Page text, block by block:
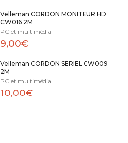
Velleman CORDON MONITEUR HD
CW016 2M
PC et multimédia
9,00€
Velleman CORDON SERIEL CW009
2M
PC et multimédia
10,00€